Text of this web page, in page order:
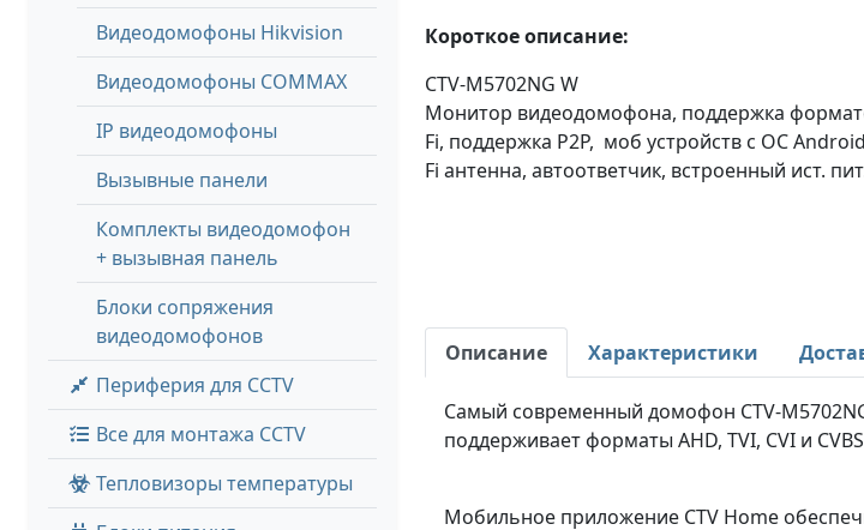
Видеодомофоны Hikvision
Видеодомофоны COMMAX
IP видеодомофоны
Вызывные панели
Комплекты видеодомофон
+ вызывная панель
Блоки сопряжения
видеодомофонов
Периферия для CCTV
Все для монтажа CCTV
Тепловизоры температуры
Короткое описание:
CTV-M5702NG W
Монитор видеодомофона, поддержка
Fi, поддержка P2P, моб устройств с ОС
Fi антенна, автоответчик, встроенный ист.
Описание Характеристики
Самый современный домофон CTV-
поддерживает форматы AHD, TVI, CVI и
Мобильное приложение CTV Home